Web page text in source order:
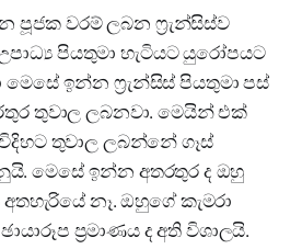
පූජක වරම් ලබන ෆ්‍රැන්සිස්ව
පියතුමා හැටියට යුරෝපයට
මෙසේ ඉන්න ෆ්‍රැන්සිස් පියතුමා පස්
තුවාල ලබනවා. මෙයින් එක්
තුවාල ලබන්නේ ගෑස්
මෙසේ ඉන්න අතරතුර ද ඔහු
නෑ. ඔහුගේ කැමරා
ප්‍රමාණය ද අති විශාලයි.